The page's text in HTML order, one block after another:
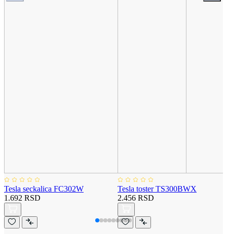
Tesla seckalica FC302W
1.692 RSD
Tesla toster TS300BWX
2.456 RSD